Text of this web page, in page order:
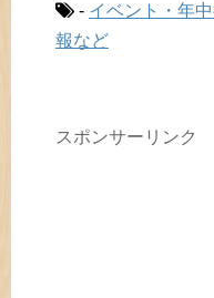
- イベント・年
報など
スポンサーリンク